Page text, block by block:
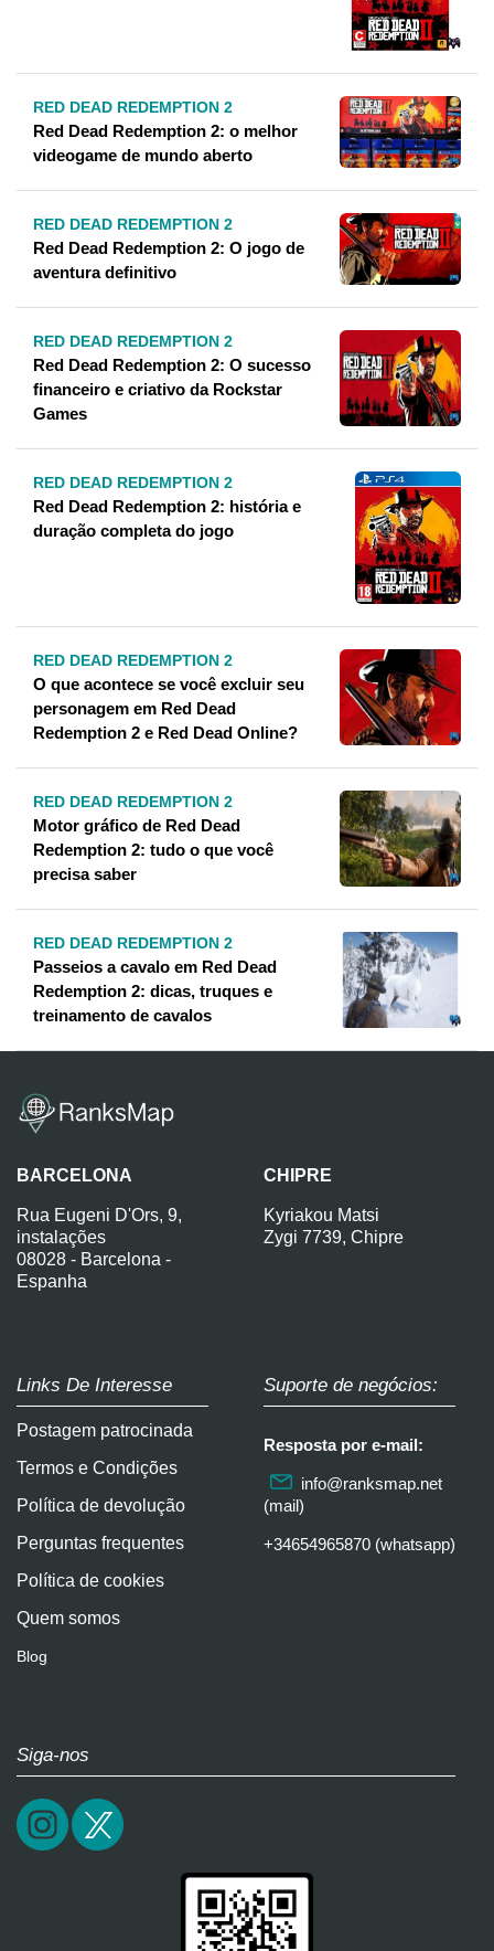
RED DEAD REDEMPTION 2
Red Dead Redemption 2: o melhor
videogame de mundo aberto
RED DEAD REDEMPTION 2
Red Dead Redemption 2: O jogo de
aventura definitivo
RED DEAD REDEMPTION 2
Red Dead Redemption 2: O sucesso
financeiro e criativo da Rockstar
Games
RED DEAD REDEMPTION 2
Red Dead Redemption 2: história e
duração completa do jogo
RED DEAD REDEMPTION 2
O que acontece se você excluir seu
personagem em Red Dead
Redemption 2 e Red Dead Online?
RED DEAD REDEMPTION 2
Motor gráfico de Red Dead
Redemption 2: tudo o que você
precisa saber
RED DEAD REDEMPTION 2
Passeios a cavalo em Red Dead
Redemption 2: dicas, truques e
treinamento de cavalos
BARCELONA
Rua Eugeni D'Ors, 9,
instalações
08028 - Barcelona -
Espanha
CHIPRE
Kyriakou Matsi
Zygi 7739, Chipre
Links De Interesse
Postagem patrocinada
Termos e Condições
Política de devolução
Perguntas frequentes
Política de cookies
Quem somos
Blog
Suporte de negócios:
Resposta por e-mail:
info@ranksmap.net
(mail)
+34654965870 (whatsapp)
Siga-nos